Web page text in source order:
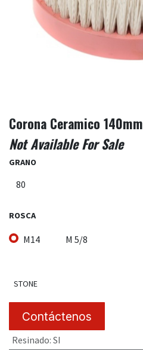
Corona Ceramico 140mm
Not Available For Sale
GRANO
ROSCA
M14 M 5/8
STONE
Contáctenos
Resinado: SI